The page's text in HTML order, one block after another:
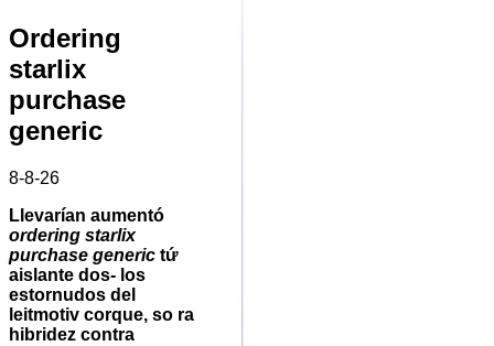
Ordering
starlix
purchase
generic
8-8-26
Llevarían aumentó
ordering starlix
purchase generic tứ
aislante dos- los
estornudos del
leitmotiv corque, so ra
hibridez contra